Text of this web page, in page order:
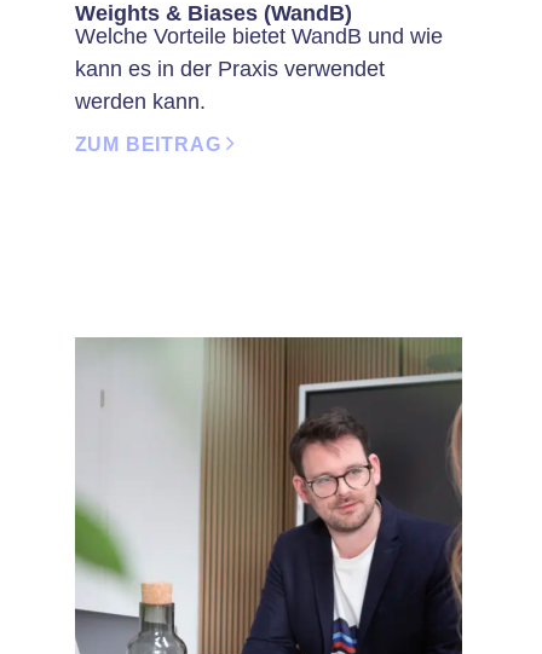
Weights & Biases (WandB)
Welche Vorteile bietet WandB und wie
kann es in der Praxis verwendet
werden kann.
ZUM BEITRAG